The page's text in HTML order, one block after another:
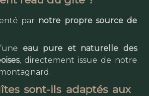
par notre propre source de
eau pure et naturelle des
, directement issue de notre
sont-ils adaptés aux